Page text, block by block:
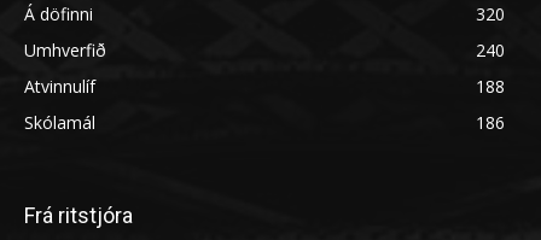
Á döfinni
320
Umhverfið
240
Atvinnulíf
188
Skólamál
186
Frá ritstjóra